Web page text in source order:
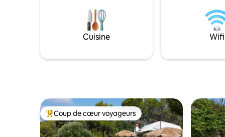
pied du
et de la
le
Cuisine Wifi
Coups de cœur voyageurs les plus appréciés
Coup de cœur voyageurs